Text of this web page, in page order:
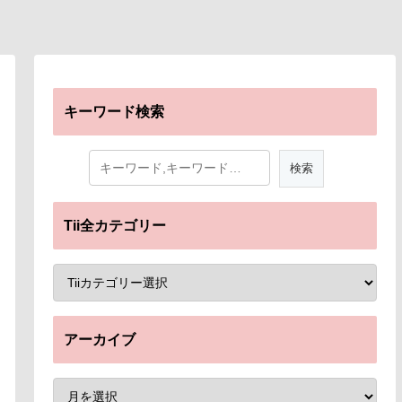
キーワード検索
Tii全カテゴリー
アーカイブ